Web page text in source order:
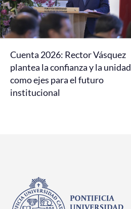
Cuenta 2026: Rector Vásquez
plantea la confianza y la unidad
como ejes para el futuro
institucional